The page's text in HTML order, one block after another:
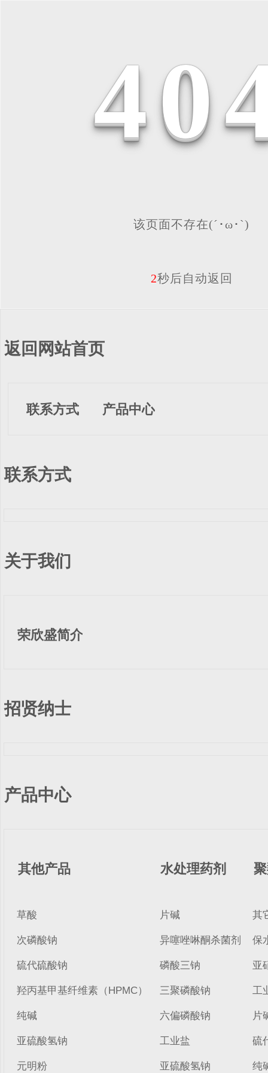
40
该页面不存在(´･ω･`)
2秒后自动返回
返回网站首页
联系方式 产品中心
联系方式
关于我们
荣欣盛简介
招贤纳士
产品中心
其他产品
草酸
次磷酸钠
硫代硫酸钠
羟丙基甲基纤维素（HPMC）
纯碱
亚硫酸氢钠
元明粉
水处理药剂
片碱
异噻唑啉酮杀菌剂
磷酸三钠
三聚磷酸钠
六偏磷酸钠
工业盐
亚硫酸氢钠
其
保
亚
工
片
硫
纯